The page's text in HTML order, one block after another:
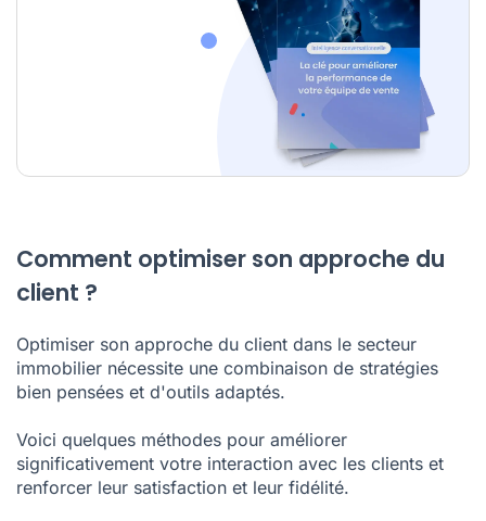
Comment optimiser son approche du
client ?
Optimiser son approche du client dans le secteur
immobilier nécessite une combinaison de stratégies
bien pensées et d'outils adaptés.
Voici quelques méthodes pour améliorer
significativement votre interaction avec les clients et
renforcer leur satisfaction et leur fidélité.